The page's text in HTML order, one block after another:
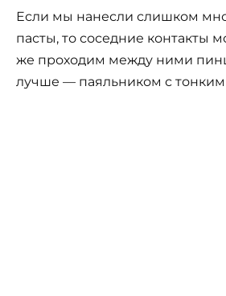
Если мы нанесли слишком
пасты, то соседние контакты
же проходим между ними
лучше — паяльником с